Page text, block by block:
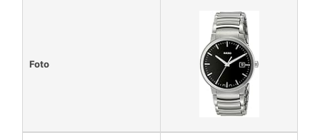
Foto